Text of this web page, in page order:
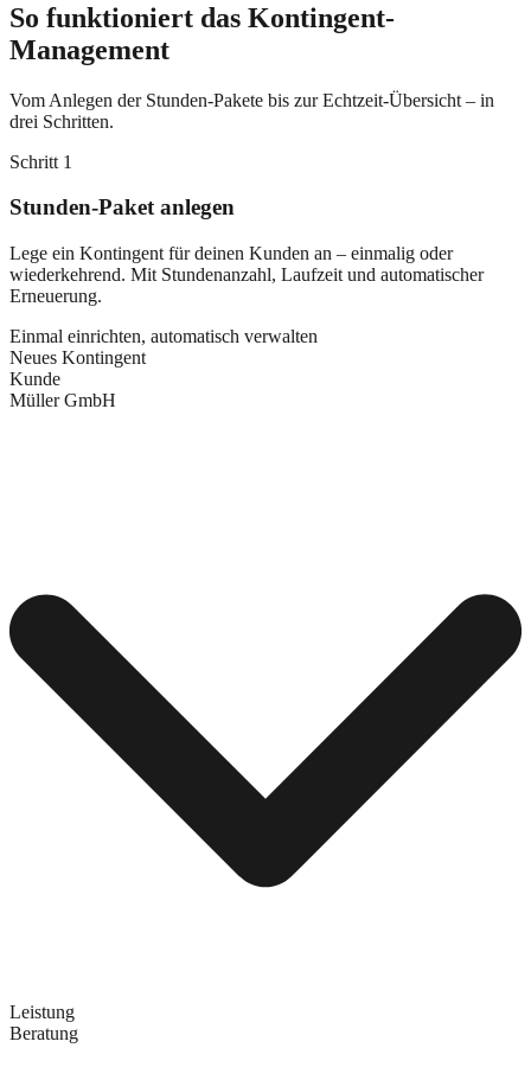
So funktioniert das Kontingent-
Management
Vom Anlegen der Stunden-Pakete bis zur Echtzeit-Übersicht – in
drei Schritten.
Schritt 1
Stunden-Paket anlegen
Lege ein Kontingent für deinen Kunden an – einmalig oder
wiederkehrend. Mit Stundenanzahl, Laufzeit und automatischer
Erneuerung.
Einmal einrichten, automatisch verwalten
Neues Kontingent
Kunde
Müller GmbH
Leistung
Beratung